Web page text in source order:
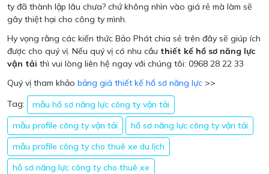
ty đã thành lập lâu chưa? chứ không nhìn vào giá rẻ mà làm sẽ
gây thiệt hại cho công ty mình.
Hy vọng rằng các kiến thức Bảo Phát chia sẻ trên đây sẽ giúp ích
được cho quý vị. Nếu quý vị có nhu cầu thiết kế hồ sơ năng lực
vận tải thì vui lòng liên hệ ngay với chúng tôi: 0968 28 22 33
Quý vị tham khảo bảng giá thiết kế hồ sơ năng lực >>
Tag:
mẫu hồ sơ năng lực công ty vận tải
mẫu profile công ty vận tải
hồ sơ năng lực công ty vận tải
mẫu profile công ty cho thuê xe du lịch
hồ sơ năng lực công ty cho thuê xe